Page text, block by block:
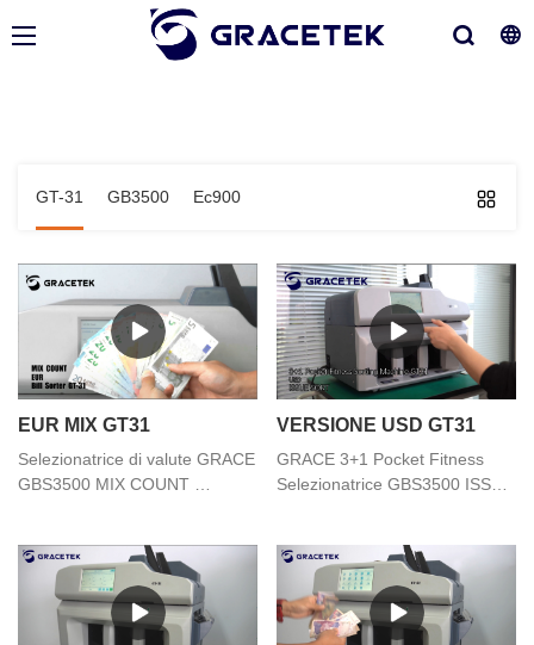
GT-31 GB3500 Ec900
EUR MIX GT31
Selezionatrice di valute GRACE
GBS3500 MIX COUNT
VERSIONE USD GT31
GRACE 3+1 Pocket Fitness
Selezionatrice GBS3500 ISSUE